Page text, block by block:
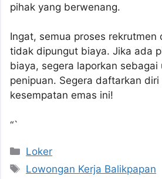
pihak yang berwenang.
Ingat, semua proses rekrutmen
tidak dipungut biaya. Jika ada
biaya, segera laporkan sebagai
penipuan. Segera daftarkan
kesempatan emas ini!
“`
Kategori
Loker
Tag
Lowongan Kerja Balikpapan